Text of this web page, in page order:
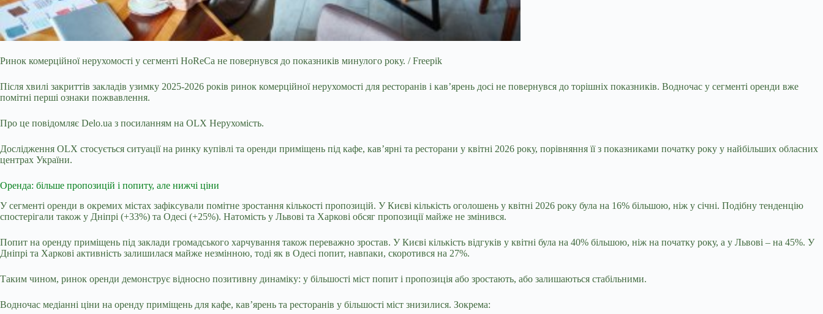
Ринок комерційної нерухомості у сегменті HoReCa не повернувся до показників минулого року. / Freepik
Після хвилі закриттів закладів узимку 2025-2026 років ринок комерційної нерухомості для ресторанів і кав’ярень досі не повернувся до торішніх показників. Водночас у сегменті оренди вже
помітні перші ознаки пожвавлення.
Про це повідомляє Delo.ua з посиланням на OLX Нерухомість.
Дослідження OLX стосується ситуації на ринку купівлі та оренди приміщень під кафе, кав’ярні та ресторани у квітні 2026 року, порівняння її з показниками початку року у найбільших обласних
центрах України.
Оренда: більше пропозицій і попиту, але нижчі ціни
У сегменті оренди в окремих містах зафіксували помітне зростання кількості пропозицій. У Києві кількість оголошень у квітні 2026 року була на 16% більшою, ніж у січні. Подібну тенденцію
спостерігали також у Дніпрі (+33%) та Одесі (+25%). Натомість у Львові та Харкові обсяг пропозиції майже не змінився.
Попит на оренду приміщень під заклади громадського харчування також переважно зростав. У Києві кількість відгуків у квітні була на 40% більшою, ніж на початку року, а у Львові – на 45%. У
Дніпрі та Харкові активність залишилася майже незмінною, тоді як в Одесі попит, навпаки, скоротився на 27%.
Таким чином, ринок оренди демонструє відносно позитивну динаміку: у більшості міст попит і пропозиція або зростають, або залишаються стабільними.
Водночас медіанні ціни на оренду приміщень для кафе, кав’ярень та ресторанів у більшості міст знизилися. Зокрема: